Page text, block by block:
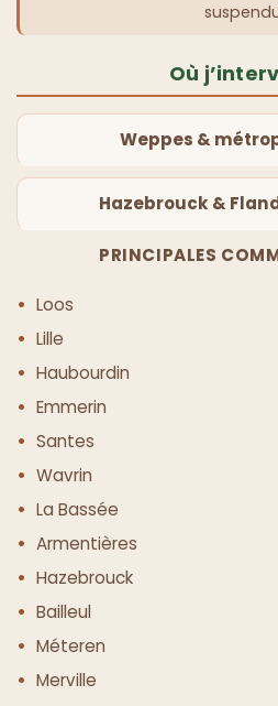
Où
Weppes &
Hazebrouck &
PRINCIPALES
Loos
Lille
Haubourdin
Emmerin
Santes
Wavrin
La Bassée
Armentières
Hazebrouck
Bailleul
Méteren
Merville